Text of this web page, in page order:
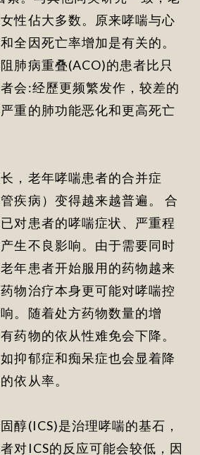
性佔大多数。原来哮喘与心
全因死亡率增加是有关的。
肺病重叠(ACO)的患者比只
会:经歷更频繁发作，较差的
重的肺功能恶化和更高死亡
，老年哮喘患者的合并症
管疾病）变得越来越普遍。 合
对患者的哮喘症状、严重程
生不良影响。由于需要同时
年患者开始服用的药物越来
物治疗本身更可能对哮喘控
。随着处方药物数量的增
药物的依从性难免会下降。
抑郁症和痴呆症也会显着降
依从率。
醇(ICS)是治理哮喘的基石，
对ICS的反应可能会较低，因